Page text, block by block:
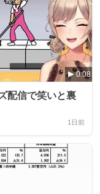
0:08
配信で笑いと裏
1日前